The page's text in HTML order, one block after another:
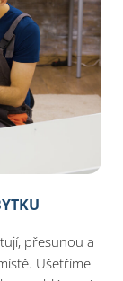
přesunou a
Ušetříme